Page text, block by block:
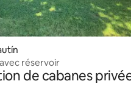
réservoir
de cabanes